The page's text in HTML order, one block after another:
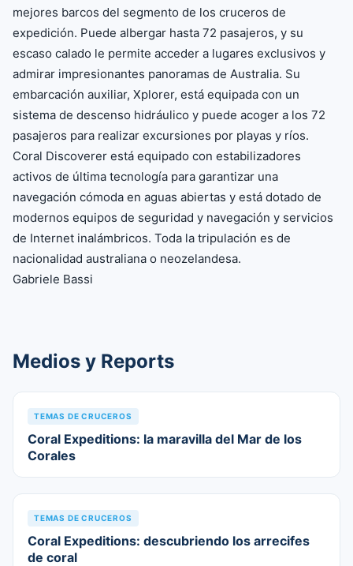
mejores barcos del segmento de los cruceros de
expedición. Puede albergar hasta 72 pasajeros, y su
escaso calado le permite acceder a lugares exclusivos y
admirar impresionantes panoramas de Australia. Su
embarcación auxiliar, Xplorer, está equipada con un
sistema de descenso hidráulico y puede acoger a los 72
pasajeros para realizar excursiones por playas y ríos.
Coral Discoverer está equipado con estabilizadores
activos de última tecnología para garantizar una
navegación cómoda en aguas abiertas y está dotado de
modernos equipos de seguridad y navegación y servicios
de Internet inalámbricos. Toda la tripulación es de
nacionalidad australiana o neozelandesa.
Gabriele Bassi
Medios y Reports
TEMAS DE CRUCEROS
Coral Expeditions: la maravilla del Mar de los
Corales
TEMAS DE CRUCEROS
Coral Expeditions: descubriendo los arrecifes
de coral